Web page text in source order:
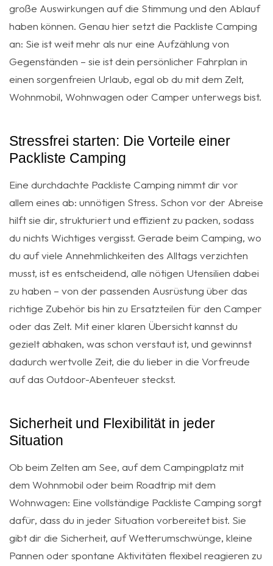
große Auswirkungen auf die Stimmung und den Ablauf
haben können. Genau hier setzt die Packliste Camping
an: Sie ist weit mehr als nur eine Aufzählung von
Gegenständen – sie ist dein persönlicher Fahrplan in
einen sorgenfreien Urlaub, egal ob du mit dem Zelt,
Wohnmobil, Wohnwagen oder Camper unterwegs bist.
Stressfrei starten: Die Vorteile einer
Packliste Camping
Eine durchdachte Packliste Camping nimmt dir vor
allem eines ab: unnötigen Stress. Schon vor der Abreise
hilft sie dir, strukturiert und effizient zu packen, sodass
du nichts Wichtiges vergisst. Gerade beim Camping, wo
du auf viele Annehmlichkeiten des Alltags verzichten
musst, ist es entscheidend, alle nötigen Utensilien dabei
zu haben – von der passenden Ausrüstung über das
richtige Zubehör bis hin zu Ersatzteilen für den Camper
oder das Zelt. Mit einer klaren Übersicht kannst du
gezielt abhaken, was schon verstaut ist, und gewinnst
dadurch wertvolle Zeit, die du lieber in die Vorfreude
auf das Outdoor-Abenteuer steckst.
Sicherheit und Flexibilität in jeder
Situation
Ob beim Zelten am See, auf dem Campingplatz mit
dem Wohnmobil oder beim Roadtrip mit dem
Wohnwagen: Eine vollständige Packliste Camping sorgt
dafür, dass du in jeder Situation vorbereitet bist. Sie
gibt dir die Sicherheit, auf Wetterumschwünge, kleine
Pannen oder spontane Aktivitäten flexibel reagieren zu